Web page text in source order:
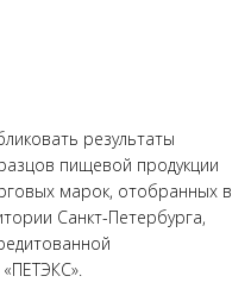
результаты
пищевой продукции
марок, отобранных в
Санкт-Петербурга,